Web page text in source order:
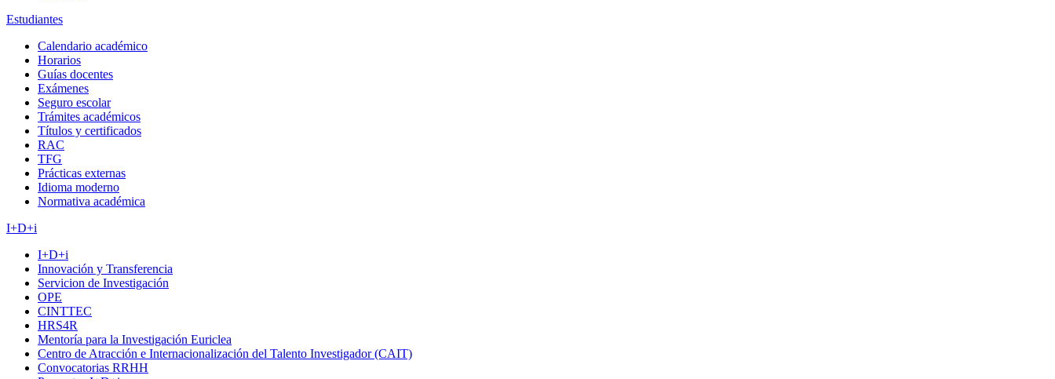
Estudiantes
Calendario académico
Horarios
Guías docentes
Exámenes
Seguro escolar
Trámites académicos
Títulos y certificados
RAC
TFG
Prácticas externas
Idioma moderno
Normativa académica
I+D+i
I+D+i
Innovación y Transferencia
Servicion de Investigación
OPE
CINTTEC
HRS4R
Mentoría para la Investigación Euriclea
Centro de Atracción e Internacionalización del Talento Investigador (CAIT)
Convocatorias RRHH